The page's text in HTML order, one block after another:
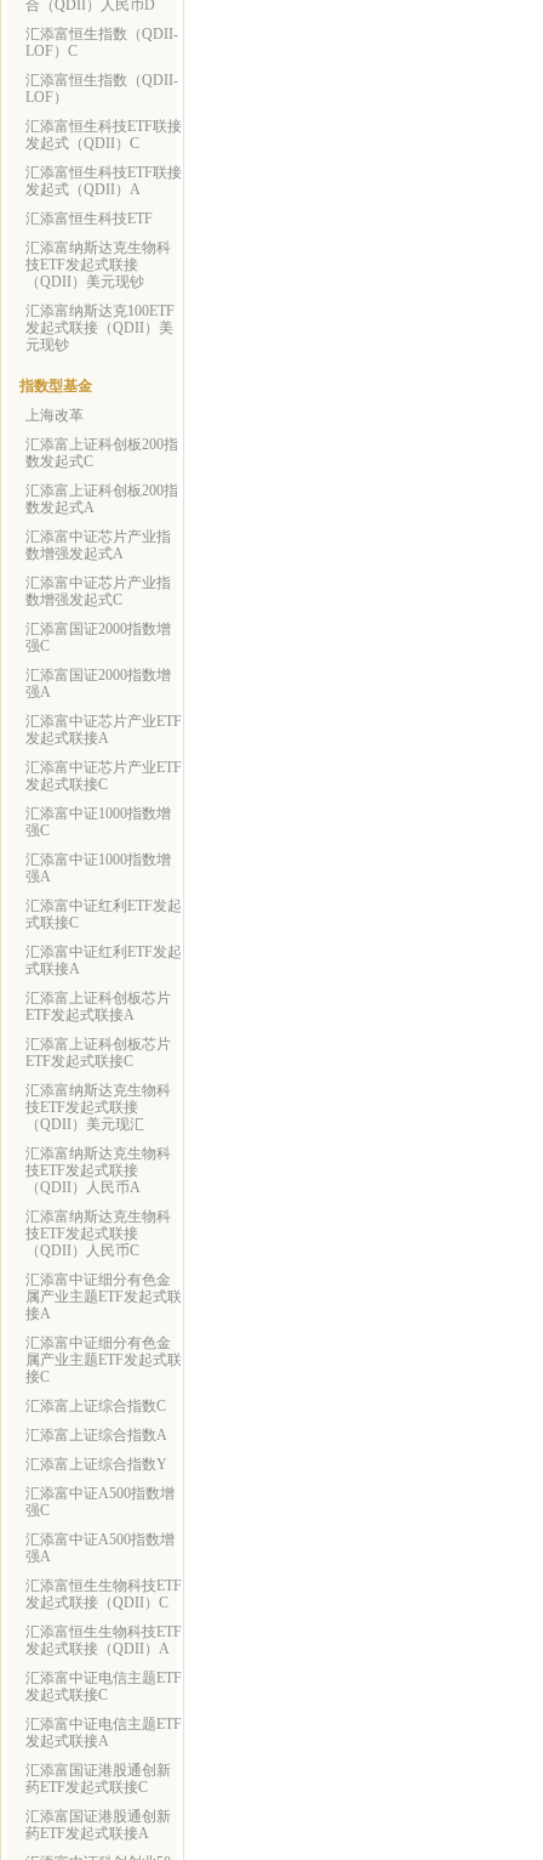
合（QDII）人民币D
汇添富恒生指数（QDII-
LOF）C
汇添富恒生指数（QDII-
LOF）
汇添富恒生科技ETF联接
发起式（QDII）C
汇添富恒生科技ETF联接
发起式（QDII）A
汇添富恒生科技ETF
汇添富纳斯达克生物科
技ETF发起式联接
（QDII）美元现钞
汇添富纳斯达克100ETF
发起式联接（QDII）美
元现钞
指数型基金
上海改革
汇添富上证科创板200指
数发起式C
汇添富上证科创板200指
数发起式A
汇添富中证芯片产业指
数增强发起式A
汇添富中证芯片产业指
数增强发起式C
汇添富国证2000指数增
强C
汇添富国证2000指数增
强A
汇添富中证芯片产业ETF
发起式联接A
汇添富中证芯片产业ETF
发起式联接C
汇添富中证1000指数增
强C
汇添富中证1000指数增
强A
汇添富中证红利ETF发起
式联接C
汇添富中证红利ETF发起
式联接A
汇添富上证科创板芯片
ETF发起式联接A
汇添富上证科创板芯片
ETF发起式联接C
汇添富纳斯达克生物科
技ETF发起式联接
（QDII）美元现汇
汇添富纳斯达克生物科
技ETF发起式联接
（QDII）人民币A
汇添富纳斯达克生物科
技ETF发起式联接
（QDII）人民币C
汇添富中证细分有色金
属产业主题ETF发起式联
接A
汇添富中证细分有色金
属产业主题ETF发起式联
接C
汇添富上证综合指数C
汇添富上证综合指数A
汇添富上证综合指数Y
汇添富中证A500指数增
强C
汇添富中证A500指数增
强A
汇添富恒生生物科技ETF
发起式联接（QDII）C
汇添富恒生生物科技ETF
发起式联接（QDII）A
汇添富中证电信主题ETF
发起式联接C
汇添富中证电信主题ETF
发起式联接A
汇添富国证港股通创新
药ETF发起式联接C
汇添富国证港股通创新
药ETF发起式联接A